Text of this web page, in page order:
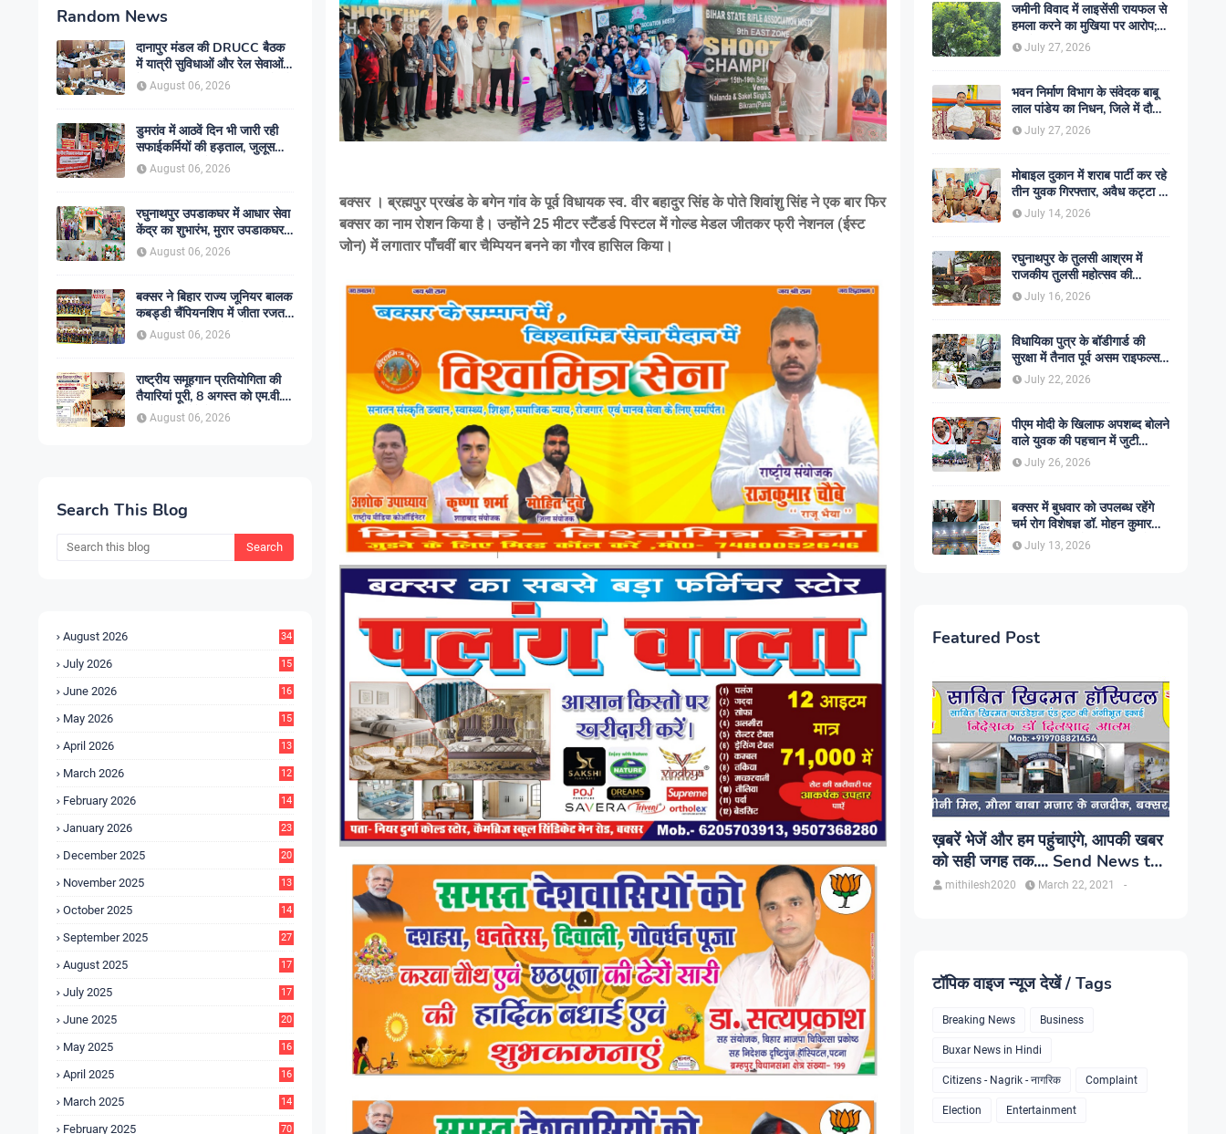
Random News
दानापुर मंडल की DRUCC बैठक
में यात्री सुविधाओं और रेल सेवाओं
के विस्तार पर मंथन, अधिकारियों को
दिए गए आवश्यक निर्देश
August 06, 2026
डुमरांव में आठवें दिन भी जारी रही
सफाईकर्मियों की हड़ताल, जुलूस
निकाल सरकार के खिलाफ किया
प्रदर्शन
August 06, 2026
रघुनाथपुर उपडाकघर में आधार सेवा
केंद्र का शुभारंभ, मुरार उपडाकघर
नए भवन में हुआ स्थानांतरित
August 06, 2026
बक्सर ने बिहार राज्य जूनियर बालक
कबड्डी चैंपियनशिप में जीता रजत
पदक, रोमांचक फाइनल में सारण से
49-45 से हारा
August 06, 2026
राष्ट्रीय समूहगान प्रतियोगिता की
तैयारियां पूरी, 8 अगस्त को एम.वी.
कॉलेज में गूंजेंगे देशभक्ति के स्वर
August 06, 2026
Search This Blog
August 2026 34
July 2026
15
June 2026
16
May 2026
15
April 2026
13
March 2026
12
February 2026
14
January 2026
23
December 2025
20
November 2025
13
October 2025
14
September 2025
27
August 2025
17
July 2025
17
June 2025
20
May 2025
16
April 2025
16
March 2025
14
February 2025 70
बक्सर । ब्रह्मपुर प्रखंड के बगेन गांव के पूर्व विधायक स्व. वीर बहादुर सिंह के पोते शिवांशु सिंह ने एक बार फिर
बक्सर का नाम रोशन किया है। उन्होंने 25 मीटर स्टैंडर्ड पिस्टल में गोल्ड मेडल जीतकर फ्री नेशनल (ईस्ट
जोन) में लगातार पाँचवीं बार चैम्पियन बनने का गौरव हासिल किया।
जमीनी विवाद में लाइसेंसी रायफल से
हमला करने का मुखिया पर आरोप;
मामले की जांच में जुटी पुलिस
July 27, 2026
भवन निर्माण विभाग के संवेदक बाबू
लाल पांडेय का निधन, जिले में दौड़ी
शोक की लहर
July 27, 2026
मोबाइल दुकान में शराब पार्टी कर रहे
तीन युवक गिरफ्तार, अवैध कट्टा व
कारतूस बरामद
July 14, 2026
रघुनाथपुर के तुलसी आश्रम में
राजकीय तुलसी महोत्सव की
अनुशंसा, बीडीओ ने भेजी
सकारात्मक रिपोर्ट
July 16, 2026
विधायिका पुत्र के बॉडीगार्ड की
सुरक्षा में तैनात पूर्व असम राइफल्स
जवान की गोली मारकर हत्या,
सहकर्मी अंगरक्षक गिरफ्तार
July 22, 2026
पीएम मोदी के खिलाफ अपशब्द बोलने
वाले युवक की पहचान में जुटी
पुलिस, बक्सर एसपी ने दिए सख्त
कार्रवाई के संकेत
July 26, 2026
बक्सर में बुधवार को उपलब्ध रहेंगे
चर्म रोग विशेषज्ञ डॉ. मोहन कुमार
सिंह, प्रकाश यूरो क्लिनिक में होगा
परामर्श
July 13, 2026
Featured Post
ख़बरें भेजें और हम पहुंचाएंगे, आपकी खबर
को सही जगह तक.... Send News to
us!mithilesh2020 -
March 22, 2021
टॉपिक वाइज न्यूज देखें / Tags
Breaking News Business
Buxar News in Hindi
Citizens - Nagrik - नागरिक Complaint
Election Entertainment